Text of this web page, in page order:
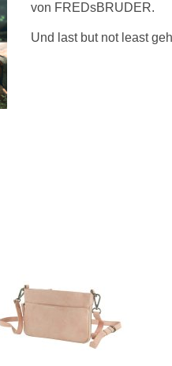
von FREDsBRUDER.
Und last but not least